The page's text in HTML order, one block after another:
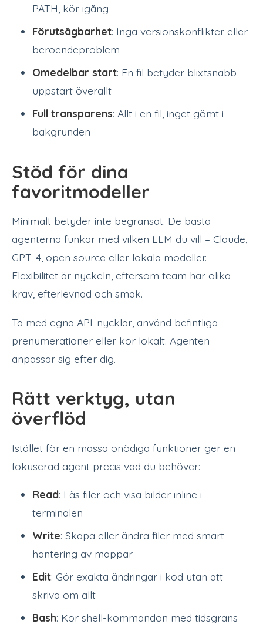
PATH, kör igång
Förutsägbarhet: Inga versionskonflikter eller
beroendeproblem
Omedelbar start: En fil betyder blixtsnabb
uppstart överallt
Full transparens: Allt i en fil, inget gömt i
bakgrunden
Stöd för dina
favoritmodeller
Minimalt betyder inte begränsat. De bästa
agenterna funkar med vilken LLM du vill – Claude,
GPT-4, open source eller lokala modeller.
Flexibilitet är nyckeln, eftersom team har olika
krav, efterlevnad och smak.
Ta med egna API-nycklar, använd befintliga
prenumerationer eller kör lokalt. Agenten
anpassar sig efter dig.
Rätt verktyg, utan
överflöd
Istället för en massa onödiga funktioner ger en
fokuserad agent precis vad du behöver:
Read: Läs filer och visa bilder inline i
terminalen
Write: Skapa eller ändra filer med smart
hantering av mappar
Edit: Gör exakta ändringar i kod utan att
skriva om allt
Bash: Kör shell-kommandon med tidsgräns